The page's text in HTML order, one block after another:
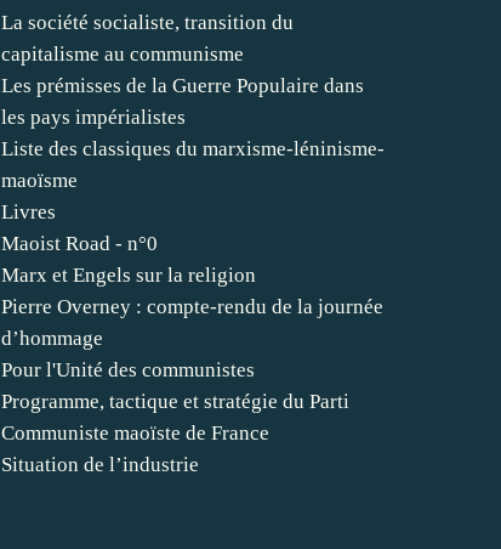
La société socialiste, transition du
capitalisme au communisme
Les prémisses de la Guerre Populaire dans
les pays impérialistes
Liste des classiques du marxisme-léninisme-
maoïsme
Livres
Maoist Road - n°0
Marx et Engels sur la religion
Pierre Overney : compte-rendu de la journée
d’hommage
Pour l'Unité des communistes
Programme, tactique et stratégie du Parti
Communiste maoïste de France
Situation de l’industrie